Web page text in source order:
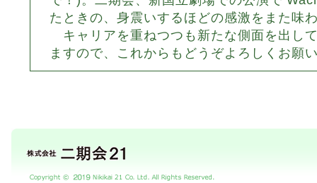
たときの、身震いするほどの感激をまた味
キャリアを重ねつつも新たな側面を出し
ますので、これからもどうぞよろしくお願